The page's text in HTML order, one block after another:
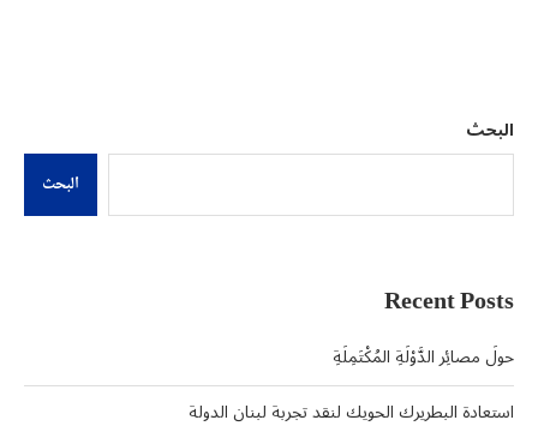
البحث
البحث
Recent Posts
حولَ مصائِر الدَّوْلَةِ المُكْتَمِلَةِ
استعادة البطريرك الحويك لنقد تجربة لبنان الدولة